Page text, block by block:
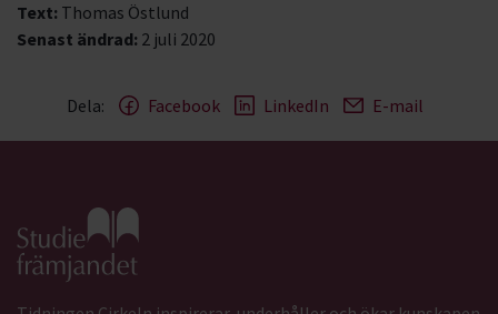
Text: Thomas Östlund
Senast ändrad: 2 juli 2020
Dela: Facebook LinkedIn E-mail
Gå till studiefrämjandets startsida